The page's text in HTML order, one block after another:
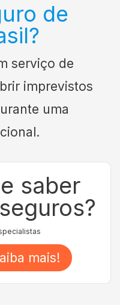
de
serviço de
imprevistos
uma
saber
mais!